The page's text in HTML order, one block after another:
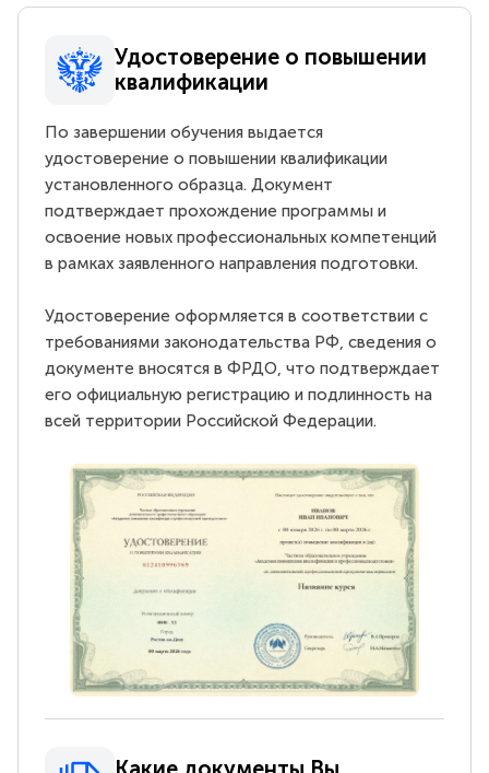
Удостоверение о повышении
квалификации
По завершении обучения выдается
удостоверение о повышении квалификации
установленного образца. Документ
подтверждает прохождение программы и
освоение новых профессиональных компетенций
в рамках заявленного направления подготовки.
Удостоверение оформляется в соответствии с
требованиями законодательства РФ, сведения о
документе вносятся в ФРДО, что подтверждает
его официальную регистрацию и подлинность на
всей территории Российской Федерации.